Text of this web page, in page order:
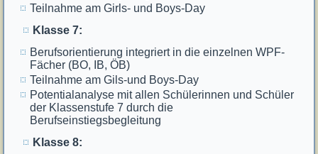
Teilnahme am Girls- und Boys-Day
Klasse 7:
Berufsorientierung integriert in die einzelnen WPF-
Fächer (BO, IB, ÖB)
Teilnahme am Gils-und Boys-Day
Potentialanalyse mit allen Schülerinnen und Schüler
der Klassenstufe 7 durch die
Berufseinstiegsbegleitung
Klasse 8: